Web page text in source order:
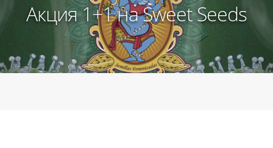
Акция 1+1 на Sweet Seeds